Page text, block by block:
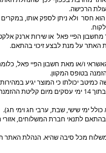
הרכישה.
חסר ולא ניתן לספק אותו,
הפיי פאל או שירות ארנק
האתר על מנת לבצע זיכוי בהתאם.
ו/או מאת חשבון הפיי פאל,
בטופס המקוון.
יכולתו כי המוצר יגיע
הנהלת האתר תפעל כמיטב יכולתה לספק את המוצרים במהירות והמוצרים ובתוך
ימי שישי, שבת, ערבי חג וימי חג).
לתנאי חברת המשלוחים,
מכל סיבה שהיא. הנהלת האתר